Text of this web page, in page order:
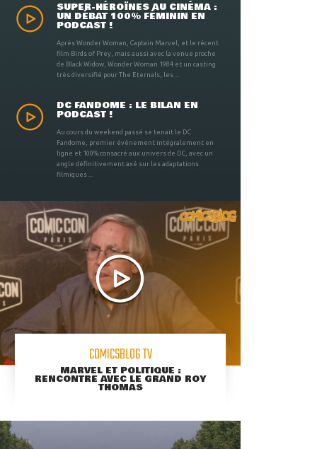
SUPER-HÉROÏNES AU CINÉMA :
UN DÉBAT 100% FÉMININ EN
PODCAST !
Après Wonder Woman, Captain Marvel, et le récent
film Birds of Prey, mais aussi avec la venue proche
de Black Widow, Wonder Woman 1984 et un casting
très diversifié pour The Eternals, les ...
DC FANDOME : LE BILAN EN
PODCAST !
Au cours du weekend passé se tenait le DC
Fandome, premier évènement intégralement en
ligne et 100% consacré aux univers de DC, avec un
angle définitivement axé sur les adaptations
filmiques ...
COMICSBLOG TV
MARVEL ET POLITIQUE :
RENCONTRE AVEC LE GRAND ROY
THOMAS